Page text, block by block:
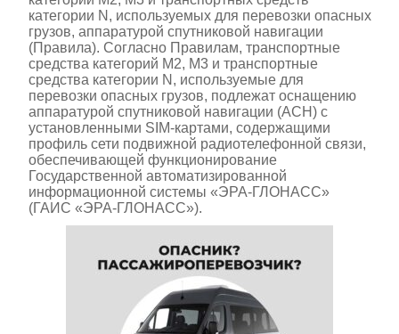
категории N, используемых для перевозки опасных
грузов, аппаратурой спутниковой навигации
(Правила). Согласно Правилам, транспортные
средства категорий М2, М3 и транспортные
средства категории N, используемые для
перевозки опасных грузов, подлежат оснащению
аппаратурой спутниковой навигации (АСН) с
установленными SIM-картами, содержащими
профиль сети подвижной радиотелефонной связи,
обеспечивающей функционирование
Государственной автоматизированной
информационной системы «ЭРА-ГЛОНАСС»
(ГАИС «ЭРА-ГЛОНАСС»).